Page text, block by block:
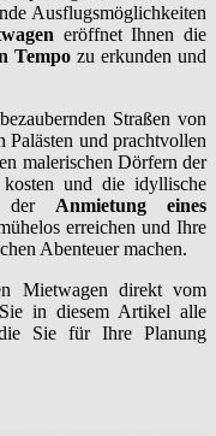
Ausflugsmöglichkeiten
eröffnet Ihnen die
Tempo zu erkunden und
Straßen von
Palästen und prachtvollen
malerischen Dörfern der
und die idyllische
der Anmietung eines
erreichen und Ihre
Abenteuer machen.
Mietwagen direkt vom
in diesem Artikel alle
Sie für Ihre Planung